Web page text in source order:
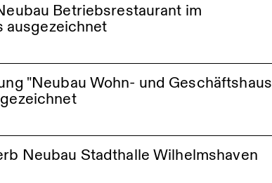
Betriebsrestaurant im
ausgezeichnet
"Neubau Wohn- und Geschäftshaus
Neubau Stadthalle Wilhelmshaven